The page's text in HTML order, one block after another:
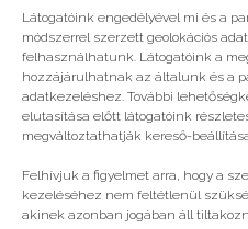
Látogatóink engedélyével mi és a
módszerrel szerzett geolokációs
felhasználhatunk. Látogatóink a
hozzájárulhatnak az általunk és a
adatkezeléshez. További
elutasítása előtt látogatóink
megváltoztathatják kereső-
Felhívjuk a figyelmet arra, hogy a
kezeléséhez nem feltétlenül
akinek azonban jogában áll
A nevem, e-mail